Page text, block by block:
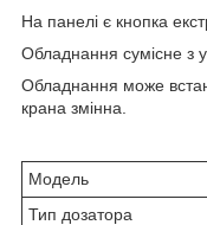
На панелі є кнопка
Обладнання сумісне з
Обладнання може
крана змінна.
Модель
Тип дозатора